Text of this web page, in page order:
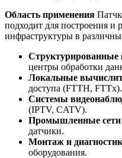
Область применения
подходит для построения и
инфраструктуры в
центры обработки
Локальные
доступа (FTTH, FTTx).
Системы
(IPTV, CATV).
Промышленные сети
датчики.
Монтаж и
оборудования.